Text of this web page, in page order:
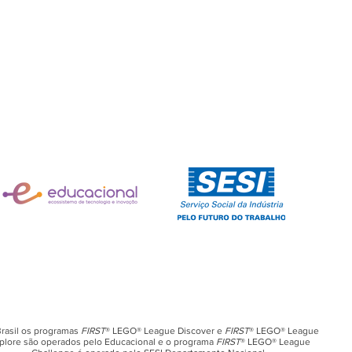
os programas FIRST® LEGO® League Discover e FIRST® LEGO® League
são operados pelo Educacional e o programa FIRST® LEGO® League